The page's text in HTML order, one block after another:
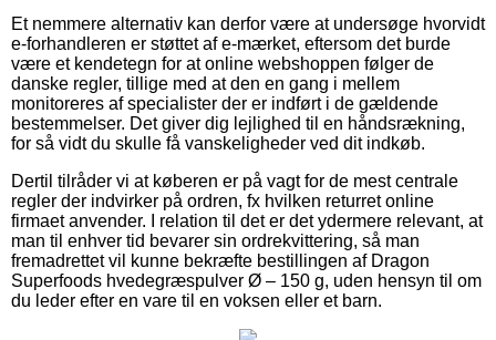
Et nemmere alternativ kan derfor være at undersøge hvorvidt
e-forhandleren er støttet af e-mærket, eftersom det burde
være et kendetegn for at online webshoppen følger de
danske regler, tillige med at den en gang i mellem
monitoreres af specialister der er indført i de gældende
bestemmelser. Det giver dig lejlighed til en håndsrækning,
for så vidt du skulle få vanskeligheder ved dit indkøb.
Dertil tilråder vi at køberen er på vagt for de mest centrale
regler der indvirker på ordren, fx hvilken returret online
firmaet anvender. I relation til det er det ydermere relevant, at
man til enhver tid bevarer sin ordrekvittering, så man
fremadrettet vil kunne bekræfte bestillingen af Dragon
Superfoods hvedegræspulver Ø – 150 g, uden hensyn til om
du leder efter en vare til en voksen eller et barn.